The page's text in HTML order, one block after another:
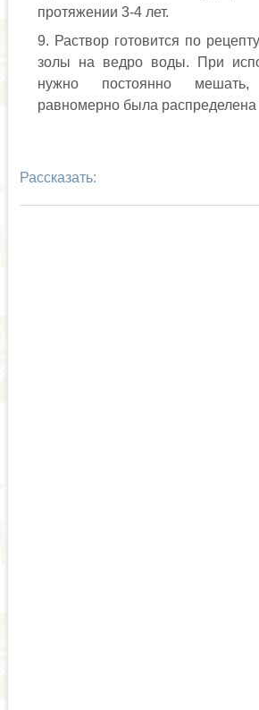
протяжении 3-4 лет.
Раствор готовится по
золы на ведро воды. При
нужно постоянно
равномерно была распределена
Рассказать: